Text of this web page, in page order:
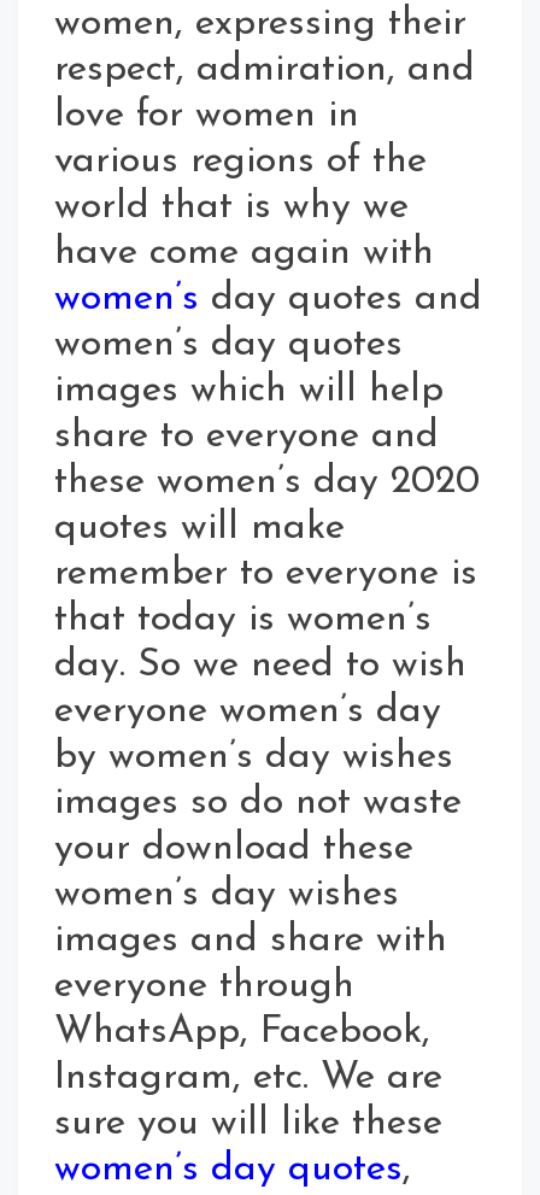
women, expressing their
respect, admiration, and
love for women in
various regions of the
world that is why we
have come again with
women’s day quotes and
women’s day quotes
images which will help
share to everyone and
these women’s day 2020
quotes will make
remember to everyone is
that today is women’s
day. So we need to wish
everyone women’s day
by women’s day wishes
images so do not waste
your download these
women’s day wishes
images and share with
everyone through
WhatsApp, Facebook,
Instagram, etc. We are
sure you will like these
women’s day quotes,